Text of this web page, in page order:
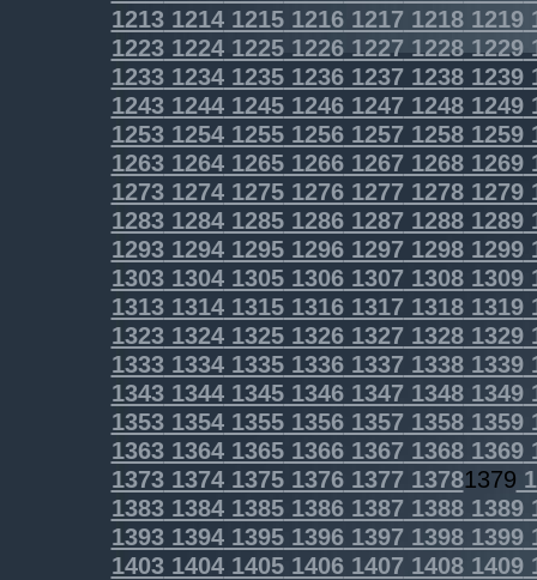
12131214121512161217 12181219
1223122412251226122712281229
1233123412351236123712381239
1243124412451246124712481249
1253125412551256125712581259
1263126412651266126712681269
1273127412751276127712781279
1283128412851286128712881289
1293129412951296129712981299
1303130413051306130713081309
1313131413151316131713181319
1323132413251326132713281329
1333133413351336133713381339
1343134413451346134713481349
1353135413551356135713581359
1363136413651366136713681369
1373137413751376137713781379
1383138413851386138713881389
1393139413951396139713981399
14031404140514061407 14081409